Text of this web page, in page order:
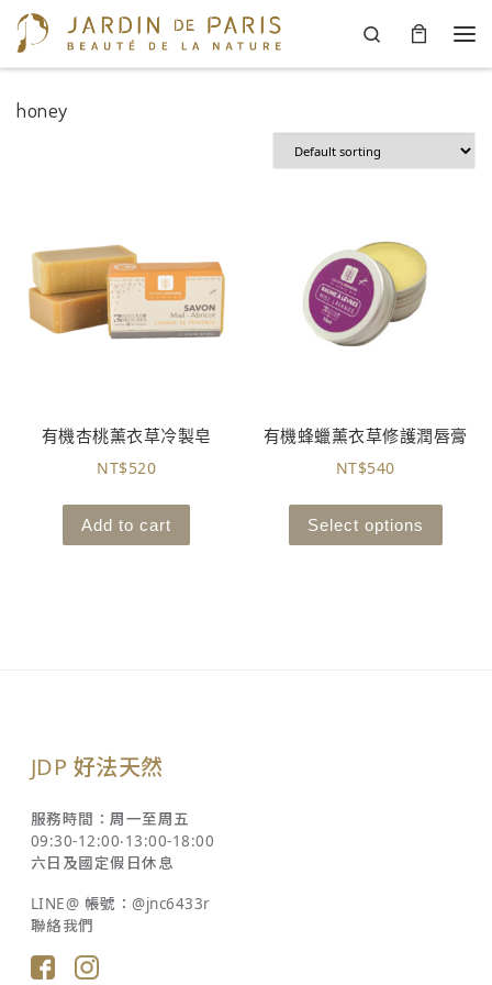
Skip to content Search
honey
有機杏桃薰衣草冷製皂
NT$520
Add to cart
有機蜂蠟薰衣草修護潤唇膏
NT$540
Select options
JDP 好法天然
服務時間：周一至周五
09:30-12:00‧13:00-18:00
六日及國定假日休息
LINE@ 帳號：@jnc6433r
聯絡我們